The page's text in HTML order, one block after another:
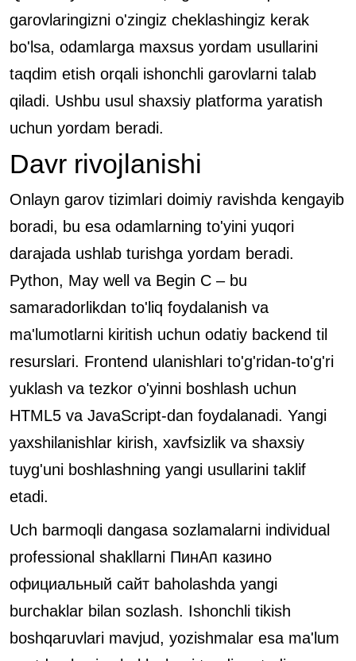
garovlaringizni o'zingiz cheklashingiz kerak
bo'lsa, odamlarga maxsus yordam usullarini
taqdim etish orqali ishonchli garovlarni talab
qiladi. Ushbu usul shaxsiy platforma yaratish
uchun yordam beradi.
Davr rivojlanishi
Onlayn garov tizimlari doimiy ravishda kengayib
boradi, bu esa odamlarning to'yini yuqori
darajada ushlab turishga yordam beradi.
Python, May well va Begin C – bu
samaradorlikdan to'liq foydalanish va
ma'lumotlarni kiritish uchun odatiy backend til
resurslari. Frontend ulanishlari to'g'ridan-to'g'ri
yuklash va tezkor o'yinni boshlash uchun
HTML5 va JavaScript-dan foydalanadi. Yangi
yaxshilanishlar kirish, xavfsizlik va shaxsiy
tuyg'uni boshlashning yangi usullarini taklif
etadi.
Uch barmoqli dangasa sozlamalarni individual
professional shakllarni ПинАп казино
официальный сайт baholashda yangi
burchaklar bilan sozlash. Ishonchli tikish
boshqaruvlari mavjud, yozishmalar esa ma'lum